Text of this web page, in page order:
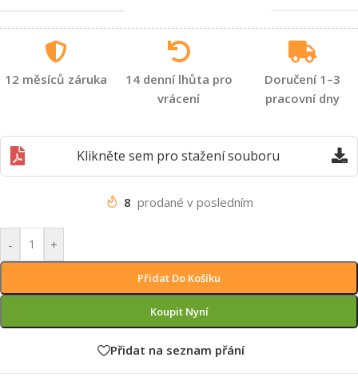
12 měsíců záruka
14 denní lhůta pro
vrácení
Doručení 1–3
pracovní dny
Klikněte sem pro stažení souboru
8 prodané v posledním
- +
Přidat Do Košíku
Koupit Nyní
Přidat na seznam přání